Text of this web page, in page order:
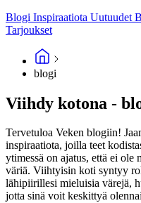
Blogi Inspiraatiota Uutuudet
Tarjoukset
blogi
Viihdy kotona -
Tervetuloa Veken blogiin!
inspiraatiota, joilla teet
ytimessä on ajatus, että ei
väriä. Viihtyisin koti syntyy
lähipiirillesi mieluisia värejä,
jotta sinä voit keskittyä